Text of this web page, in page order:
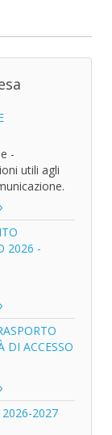
-
utili agli
2026 -
DI ACCESSO
2026-2027